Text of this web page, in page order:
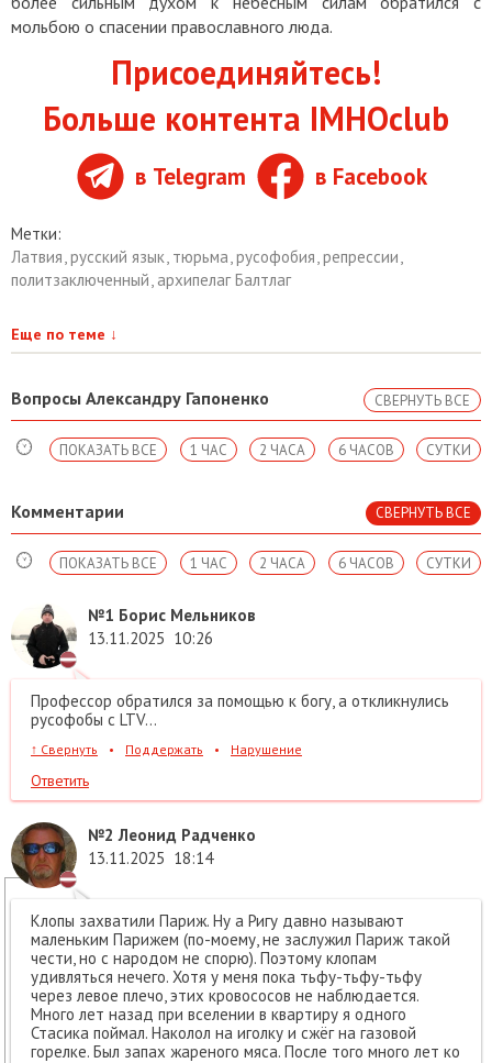
мольбою о спасении православного люда.
Присоединяйтесь!
Больше контента IMHOclub
в Telegram в Facebook
Метки:
Латвия,русский язык, тюрьма,русофобия,репрессии,
политзаключенный, архипелаг Балтлаг
Еще по теме ↓
Вопросы Александру Гапоненко СВЕРНУТЬ ВСЕ
СУТКИ
6 ЧАСОВ
2 ЧАСА
1 ЧАС
ПОКАЗАТЬ ВСЕ
Комментарии СВЕРНУТЬ ВСЕ
СУТКИ
6 ЧАСОВ
2 ЧАСА
1 ЧАС
ПОКАЗАТЬ ВСЕ
№1 Борис Мельников
13.11.2025 10:26
Профессор обратился за помощью к богу, а откликнулись
русофобы с LTV...
↑ Свернуть • Поддержать • Нарушение
Ответить
№2 Леонид Радченко
13.11.2025 18:14
Клопы захватили Париж. Ну а Ригу давно называют
маленьким Парижем (по-моему, не заслужил Париж такой
чести, но с народом не спорю). Поэтому клопам
удивляться нечего. Хотя у меня пока тьфу-тьфу-тьфу
через левое плечо, этих кровососов не наблюдается.
Много лет назад при вселении в квартиру я одного
Стасика поймал. Наколол на иголку и сжёг на газовой
горелке. Был запах жареного мяса. После того много лет ко